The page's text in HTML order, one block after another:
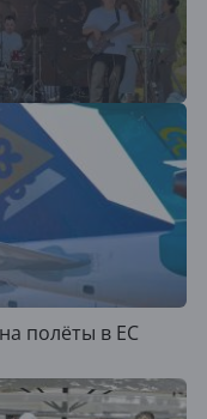
полёты в ЕС